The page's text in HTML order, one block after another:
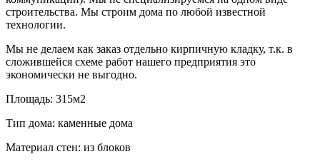
строительства. Мы строим дома по любой известной
технологии.
Мы не делаем как заказ отдельно кирпичную кладку, т.к. в
сложившейся схеме работ нашего предприятия это
экономически не выгодно.
Площадь: 315м2
Тип дома: каменные дома
Материал стен: из блоков